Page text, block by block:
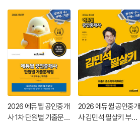
2026 에듀윌 공인중개
사 1차 단원별 기출문제
2026 에듀윌 공인중개
사 김민석 필살키 부동